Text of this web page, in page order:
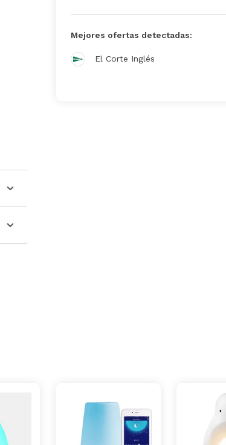
Mejores ofertas detectadas:
El Corte Inglés